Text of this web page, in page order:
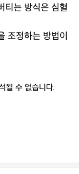
티는 방식은 심혈
조정하는 방법이
될 수 없습니다.